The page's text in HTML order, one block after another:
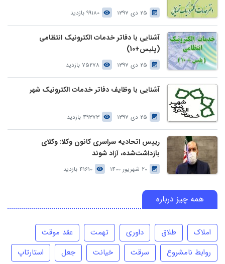
25 دی 1397 99180 بازدید
آشنایی با دفاتر خدمات الکترونیک انتظامی
(پلیس+10)
25 دی 1397 75278 بازدید
آشنایی با وظایف دفاتر خدمات الکترونیک شهر
25 دی 1397 49373 بازدید
رییس اتحادیه سراسری کانون وکلا: وکلای
بازداشت‌شده، آزاد شوند
20 شهریور 1400 41610 بازدید
همه چیز درباره
املاک طلاق داوری تهمت
عقد موقت
روابط نامشروع
سرقت خیانت جعل
استارتاپ